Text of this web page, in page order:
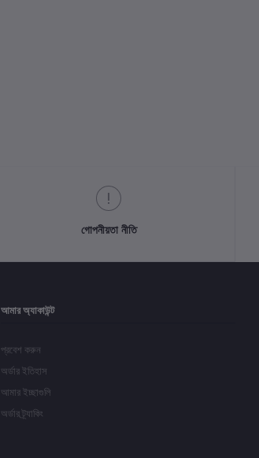
গোপনীয়তা নীতি
আমার অ্যাকাউন্ট
প্রবেশ করুন
অর্ডার ইতিহাস
আমার ইচ্ছাগুলি
অর্ডার ট্র্যাকিং